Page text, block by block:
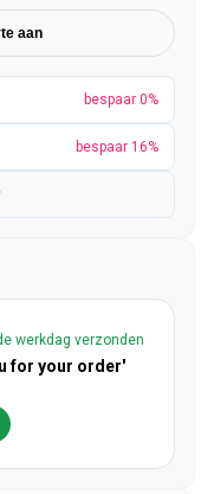
aan
bespaar 0%
bespaar 16%
werkdag verzonden
for your order'